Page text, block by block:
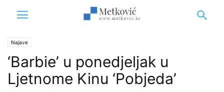
Najave
‘Barbie’ u ponedjeljak u
Ljetnome Kinu ‘Pobjeda’